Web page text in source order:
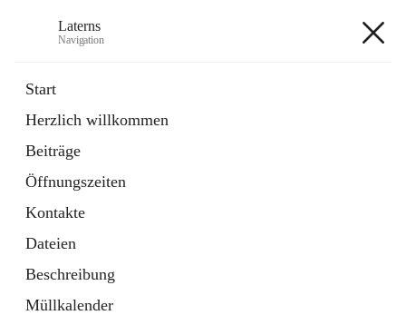
Laterns
Navigation
Start
Herzlich willkommen
Beiträge
Öffnungszeiten
Kontakte
Dateien
Beschreibung
Müllkalender
11 Schnellzugriffe
Soziales
1 Schnellzugriff